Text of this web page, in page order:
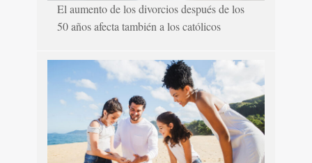
El aumento de los divorcios después de los
50 años afecta también a los católicos